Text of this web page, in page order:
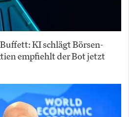
KI schlägt Börsen-
empfiehlt der Bot jetzt